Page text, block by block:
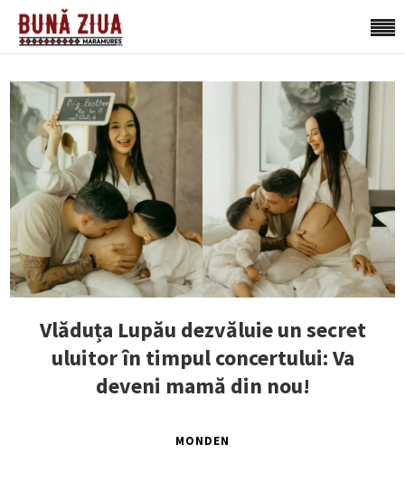
Vlăduța Lupău dezvăluie un secret
uluitor în timpul concertului: Va
deveni mamă din nou!
MONDEN